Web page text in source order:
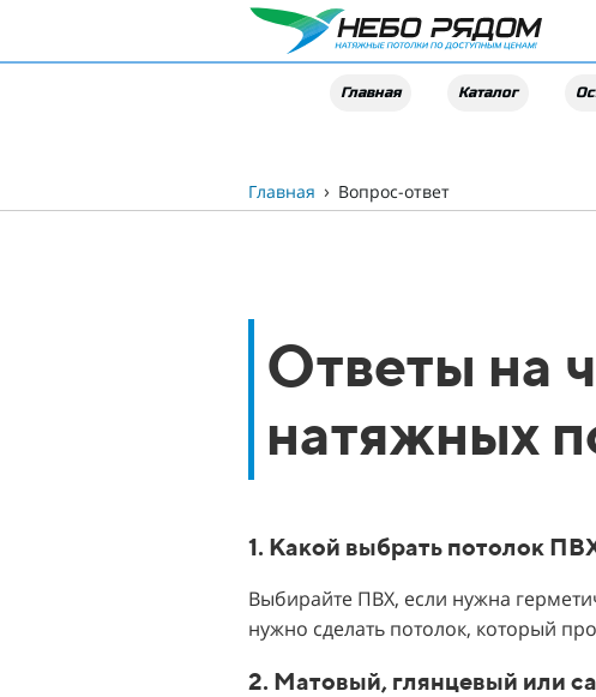
Главная Каталог
Главная › Вопрос-ответ
Ответы на
натяжных
1. Какой выбрать потолок
Выбирайте ПВХ, если нужна
нужно сделать потолок, который
2. Матовый, глянцевый или